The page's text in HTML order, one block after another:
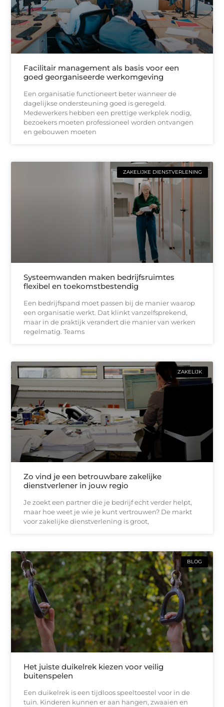
Facilitair management als basis voor een
goed georganiseerde werkomgeving
Een organisatie functioneert beter wanneer de
dagelijkse ondersteuning goed is geregeld.
Medewerkers hebben een prettige werkplek nodig,
bezoekers moeten professioneel worden ontvangen
en gebouwen moeten
ZAKELIJKE DIENSTVERLENING
Systeemwanden maken bedrijfsruimtes
flexibel en toekomstbestendig
Een bedrijfspand moet passen bij de manier waarop
een organisatie werkt. Dat klinkt vanzelfsprekend,
maar in de praktijk verandert die manier van werken
regelmatig. Teams
ZAKELIJK
Zo vind je een betrouwbare zakelijke
dienstverlener in jouw regio
Je zoekt een partner die je bedrijf echt verder helpt,
maar hoe weet je wie je kunt vertrouwen? De markt
voor zakelijke dienstverlening is groot,
BLOG
Het juiste duikelrek kiezen voor veilig
buitenspelen
Een duikelrek is een tijdloos speeltoestel voor in de
tuin. Kinderen kunnen er aan hangen, zwaaien en